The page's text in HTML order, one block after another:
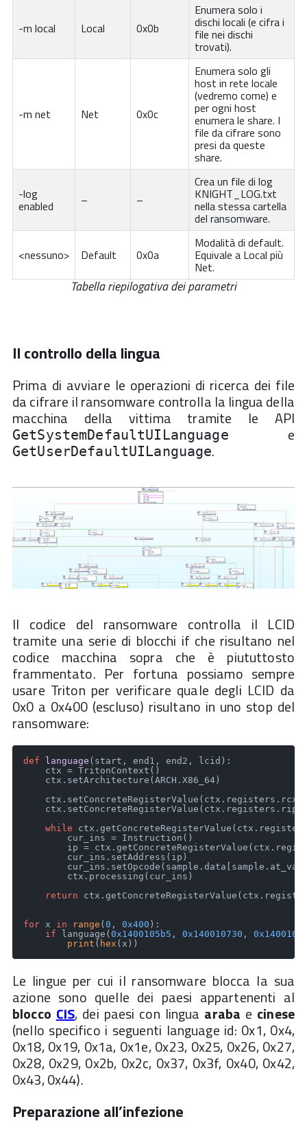
-m local Local 0x0b
Enumera solo i
dischi locali (e cifra i
file nei dischi
trovati).
-m net Net 0x0c
Enumera solo gli
host in rete locale
(vedremo come) e
per ogni host
enumera le share. I
file da cifrare sono
presi da queste
share.
-log
enabled – –
Crea un file di log
KNIGHT_LOG.txt
nella stessa cartella
del ransomware.
<nessuno> Default 0x0a
Modalità di default.
Equivale a Local più
Net.
Tabella riepilogativa dei parametri
Il controllo della lingua
Prima di avviare le operazioni di ricerca dei file
da cifrare il ransomware controlla la lingua della
macchina della vittima tramite le API
GetSystemDefaultUILanguage e
GetUserDefaultUILanguage.
Il codice del ransomware controlla il LCID
tramite una serie di blocchi if che risultano nel
codice macchina sopra che è piututtosto
frammentato. Per fortuna possiamo sempre
usare Triton per verificare quale degli LCID da
0x0 a 0x400 (escluso) risultano in uno stop del
ransomware:
def language ( start, end1, end2, lcid ):
    ctx = TritonContext()
    ctx.setArchitecture(ARCH.X86_64)
ctx.setConcreteRegisterValue(ctx.registers.rcx,
ctx.setConcreteRegisterValue(ctx.registers.rip,
while
        cur_ins = Instruction()
ip =
        cur_ins.setAddress(ip)
        ctx.processing(cur_ins)
return
for x in range ( 0 , 0x400 ):
if language( 0x1400105b5 , 0x140010730 ,
print ( hex (x))
Le lingue per cui il ransomware blocca la sua
azione sono quelle dei paesi appartenenti al
bloccoCIS, dei paesi con lingua araba e cinese
(nello specifico i seguenti language id: 0x1, 0x4,
0x18, 0x19, 0x1a, 0x1e, 0x23, 0x25, 0x26, 0x27,
0x28, 0x29, 0x2b, 0x2c, 0x37, 0x3f, 0x40, 0x42,
0x43, 0x44).
Preparazione all’infezione